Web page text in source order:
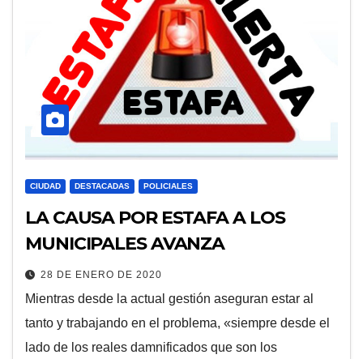
CIUDAD DESTACADAS POLICIALES
LA CAUSA POR ESTAFA A LOS
MUNICIPALES AVANZA
28 DE ENERO DE 2020
Mientras desde la actual gestión aseguran estar al
tanto y trabajando en el problema, «siempre desde el
lado de los reales damnificados que son los